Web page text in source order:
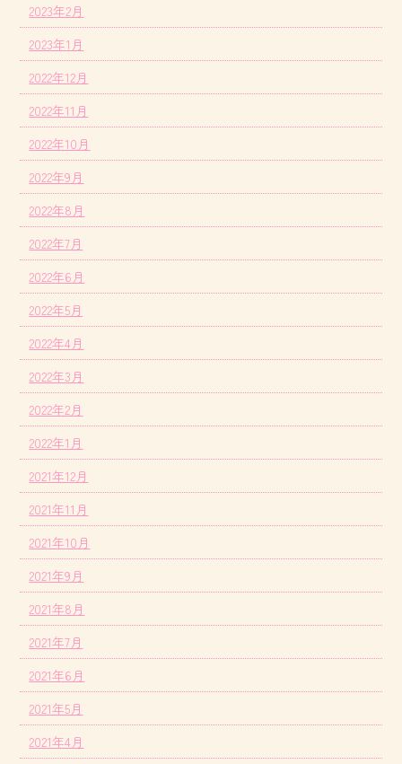
2023年2月
2023年1月
2022年12月
2022年11月
2022年10月
2022年9月
2022年8月
2022年7月
2022年6月
2022年5月
2022年4月
2022年3月
2022年2月
2022年1月
2021年12月
2021年11月
2021年10月
2021年9月
2021年8月
2021年7月
2021年6月
2021年5月
2021年4月